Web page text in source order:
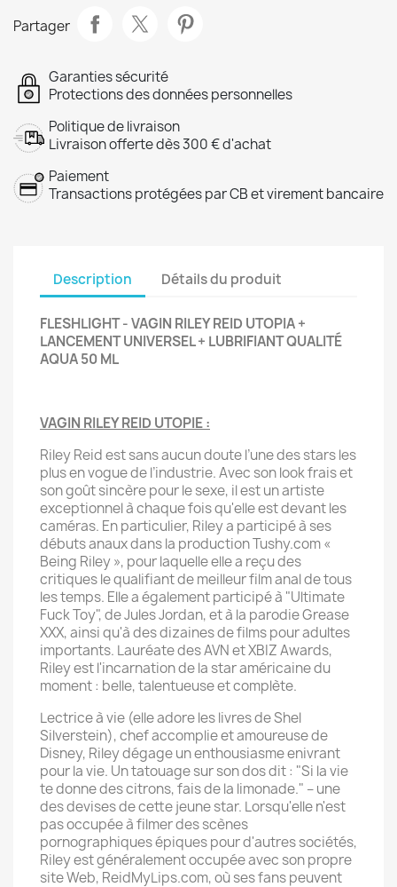
Partager
Garanties sécurité
Protections des données personnelles
Politique de livraison
Livraison offerte dès 300 € d'achat
Paiement
Transactions protégées par CB et virement bancaire
Description Détails du produit
FLESHLIGHT - VAGIN RILEY REID UTOPIA +
LANCEMENT UNIVERSEL + LUBRIFIANT QUALITÉ
AQUA 50 ML
VAGIN RILEY REID UTOPIE :
Riley Reid est sans aucun doute l’une des stars les
plus en vogue de l’industrie. Avec son look frais et
son goût sincère pour le sexe, il est un artiste
exceptionnel à chaque fois qu'elle est devant les
caméras. En particulier, Riley a participé à ses
débuts anaux dans la production Tushy.com «
Being Riley », pour laquelle elle a reçu des
critiques le qualifiant de meilleur film anal de tous
les temps. Elle a également participé à "Ultimate
Fuck Toy", de Jules Jordan, et à la parodie Grease
XXX, ainsi qu'à des dizaines de films pour adultes
importants. Lauréate des AVN et XBIZ Awards,
Riley est l'incarnation de la star américaine du
moment : belle, talentueuse et complète.
Lectrice à vie (elle adore les livres de Shel
Silverstein), chef accomplie et amoureuse de
Disney, Riley dégage un enthousiasme enivrant
pour la vie. Un tatouage sur son dos dit : "Si la vie
te donne des citrons, fais de la limonade." – une
des devises de cette jeune star. Lorsqu'elle n'est
pas occupée à filmer des scènes
pornographiques épiques pour d'autres sociétés,
Riley est généralement occupée avec son propre
site Web, ReidMyLips.com, où ses fans peuvent